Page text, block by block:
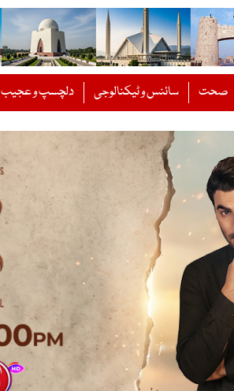
صحت سائنس و ٹیکنالوجی دلچسپ و عجیب